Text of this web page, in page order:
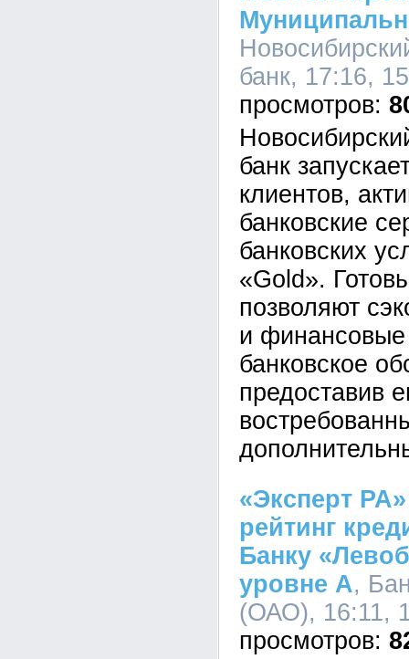
банк, 17:16,
банк
клиентов,
банковские
банковских
«Gold».
позволяют
и финансовые
банковское
предоставив
«Эксперт
рейтинг
Банку
уровне А,
(ОАО), 16:11,